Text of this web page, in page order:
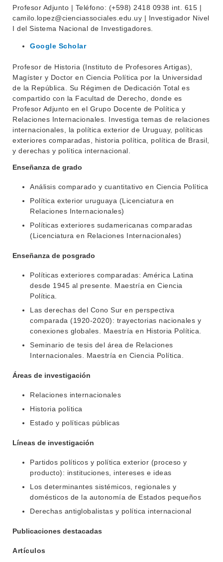
Profesor Adjunto | Teléfono: (+598) 2418 0938 int. 615 |
camilo.lopez@cienciassociales.edu.uy | Investigador Nivel
I del Sistema Nacional de Investigadores.
Google Scholar
Profesor de Historia (Instituto de Profesores Artigas),
Magíster y Doctor en Ciencia Política por la Universidad
de la República. Su Régimen de Dedicación Total es
compartido con la Facultad de Derecho, donde es
Profesor Adjunto en el Grupo Docente de Política y
Relaciones Internacionales. Investiga temas de relaciones
internacionales, la política exterior de Uruguay, políticas
exteriores comparadas, historia política, política de Brasil,
y derechas y política internacional.
Enseñanza de grado
Análisis comparado y cuantitativo en Ciencia Política
Política exterior uruguaya (Licenciatura en
Relaciones Internacionales)
Políticas exteriores sudamericanas comparadas
(Licenciatura en Relaciones Internacionales)
Enseñanza de posgrado
Políticas exteriores comparadas: América Latina
desde 1945 al presente. Maestría en Ciencia
Política.
Las derechas del Cono Sur en perspectiva
comparada (1920-2020): trayectorias nacionales y
conexiones globales. Maestría en Historia Política.
Seminario de tesis del área de Relaciones
Internacionales. Maestría en Ciencia Política.
Áreas de investigación
Relaciones internacionales
Historia política
Estado y políticas públicas
Líneas de investigación
Partidos políticos y política exterior (proceso y
producto): instituciones, intereses e ideas
Los determinantes sistémicos, regionales y
domésticos de la autonomía de Estados pequeños
Derechas antiglobalistas y política internacional
Publicaciones destacadas
Artículos